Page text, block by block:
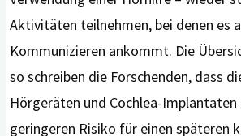
Aktivitäten teilnehmen, bei denen es
Kommunizieren ankommt. Die
so schreiben die Forschenden, dass
Hörgeräten und Cochlea-
geringeren Risiko für einen späteren